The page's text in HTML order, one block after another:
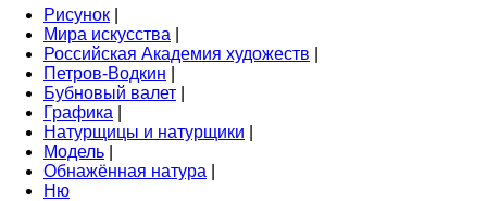
Рисунок
Мира искусства
Российская Академия художеств
Петров-Водкин
Бубновый валет
Графика
Натурщицы и натурщики
Модель
Обнажённая натура
Ню